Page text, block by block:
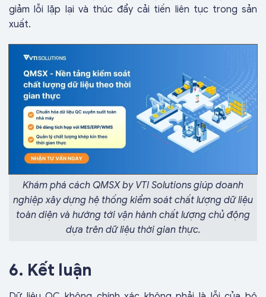
giảm lỗi lặp lại và thúc đẩy cải tiến liên tục trong sản
xuất.
Khám phá cách QMSX by VTI Solutions giúp doanh
nghiệp xây dựng hệ thống kiểm soát chất lượng dữ liệu
toàn diện và hướng tới vận hành chất lượng chủ động
dựa trên dữ liệu thời gian thực.
6. Kết luận